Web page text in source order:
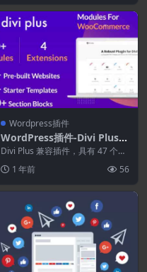
Wordpress插件
WordPress插件-Divi Plus
2.2.0
Divi Plus 兼容插件，具有 47 个独
1 年前 56